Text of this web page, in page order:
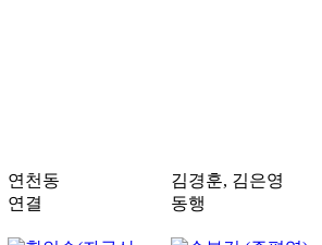
연천동
연결
김경훈, 김은영
동행